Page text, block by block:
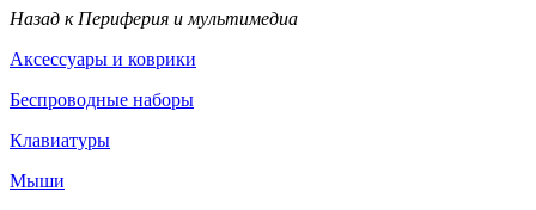
Назад к Периферия и мультимедиа
Аксессуары и коврики
Беспроводные наборы
Клавиатуры
Мыши